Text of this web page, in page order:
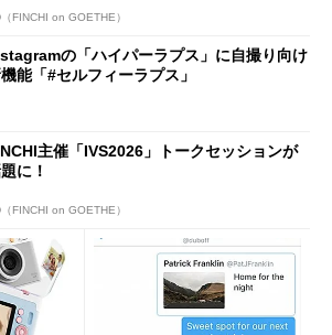
FINCHI on GOETHE）
の「ハイパーラプス」に自撮り向け
能「#セルフィーラプス」
主催「IVS2026」トークセッションが
に！
FINCHI on GOETHE）